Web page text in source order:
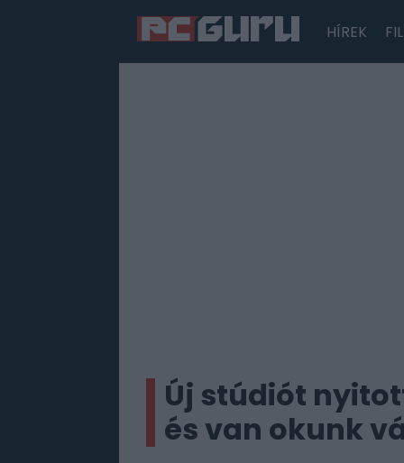
HÍREK
Új stúdiót
és van okunk